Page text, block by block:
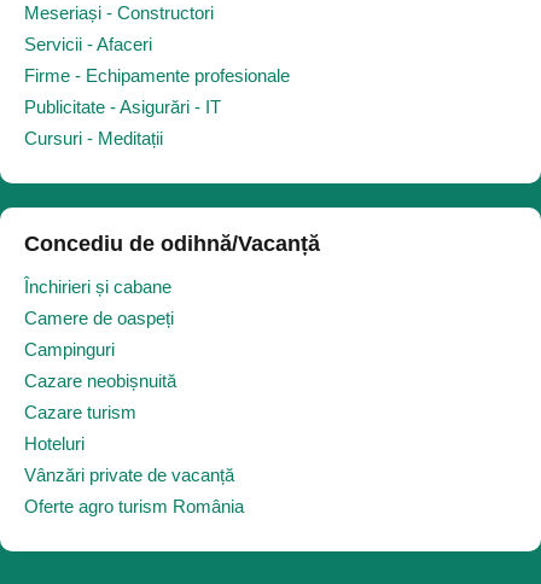
Meseriași - Constructori
Servicii - Afaceri
Firme - Echipamente profesionale
Publicitate - Asigurări - IT
Cursuri - Meditații
Concediu de odihnă/Vacanță
Închirieri și cabane
Camere de oaspeți
Campinguri
Cazare neobișnuită
Cazare turism
Hoteluri
Vânzări private de vacanță
Oferte agro turism România